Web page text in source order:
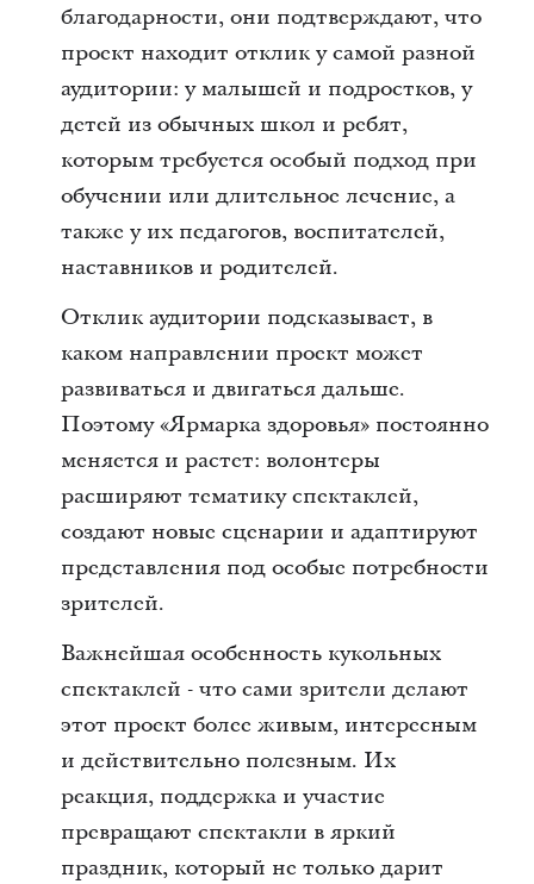
благодарности, они подтверждают, что
проект находит отклик у самой разной
аудитории: у малышей и подростков, у
детей из обычных школ и ребят,
которым требуется особый подход при
обучении или длительное лечение, а
также у их педагогов, воспитателей,
наставников и родителей.
Отклик аудитории подсказывает, в
каком направлении проект может
развиваться и двигаться дальше.
Поэтому «Ярмарка здоровья» постоянно
меняется и растет: волонтеры
расширяют тематику спектаклей,
создают новые сценарии и адаптируют
представления под особые потребности
зрителей.
Важнейшая особенность кукольных
спектаклей - что сами зрители делают
этот проект более живым, интересным
и действительно полезным. Их
реакция, поддержка и участие
превращают спектакли в яркий
праздник, который не только дарит